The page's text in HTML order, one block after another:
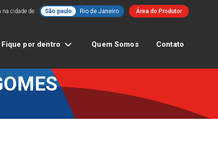
na cidade de: São paulo Rio de Janeiro Área do Produtor
Fique por dentro Quem Somos Contato